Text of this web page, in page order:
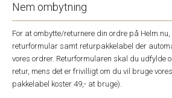
Nem ombytning
For at ombytte/returnere din ordre på
returformular samt returpakkelabel der
vores ordrer. Returformularen skal du udfylde
retur, mens det er frivilligt om du vil bruge
pakkelabel koster 49,- at bruge).